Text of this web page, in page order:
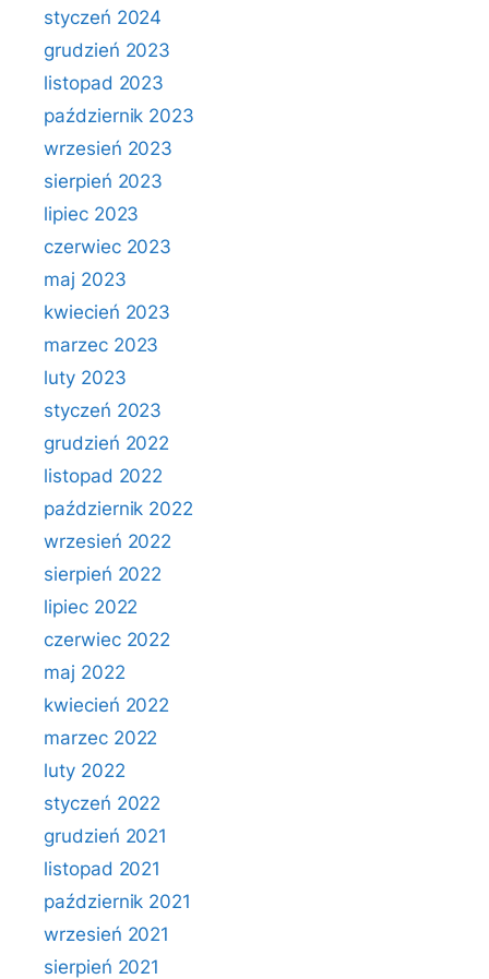
styczeń 2024
grudzień 2023
listopad 2023
październik 2023
wrzesień 2023
sierpień 2023
lipiec 2023
czerwiec 2023
maj 2023
kwiecień 2023
marzec 2023
luty 2023
styczeń 2023
grudzień 2022
listopad 2022
październik 2022
wrzesień 2022
sierpień 2022
lipiec 2022
czerwiec 2022
maj 2022
kwiecień 2022
marzec 2022
luty 2022
styczeń 2022
grudzień 2021
listopad 2021
październik 2021
wrzesień 2021
sierpień 2021